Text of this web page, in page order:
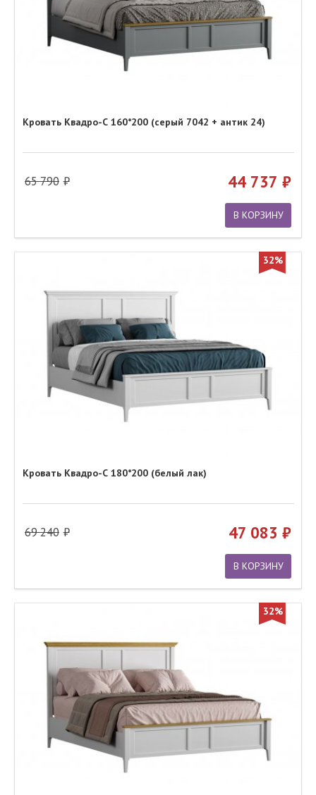
Кровать Квадро-С 160*200 (серый 7042 + антик 24)
65 790 44 737
В КОРЗИНУ
32%
Кровать Квадро-С 180*200 (белый лак)
69 240 47 083
В КОРЗИНУ
32%